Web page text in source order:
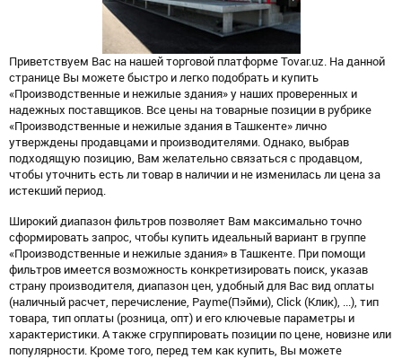
Приветствуем Вас на нашей торговой платформе Tovar.uz. На данной
странице Вы можете быстро и легко подобрать и купить
«Производственные и нежилые здания» у наших проверенных и
надежных поставщиков. Все цены на товарные позиции в рубрике
«Производственные и нежилые здания в Ташкенте» лично
утверждены продавцами и производителями. Однако, выбрав
подходящую позицию, Вам желательно связаться с продавцом,
чтобы уточнить есть ли товар в наличии и не изменилась ли цена за
истекший период.
Широкий диапазон фильтров позволяет Вам максимально точно
сформировать запрос, чтобы купить идеальный вариант в группе
«Производственные и нежилые здания» в Ташкенте. При помощи
фильтров имеется возможность конкретизировать поиск, указав
страну производителя, диапазон цен, удобный для Вас вид оплаты
(наличный расчет, перечисление, Payme(Пэйми), Click (Клик), ...), тип
товара, тип оплаты (розница, опт) и его ключевые параметры и
характеристики. А также сгруппировать позиции по цене, новизне или
популярности. Кроме того, перед тем как купить, Вы можете